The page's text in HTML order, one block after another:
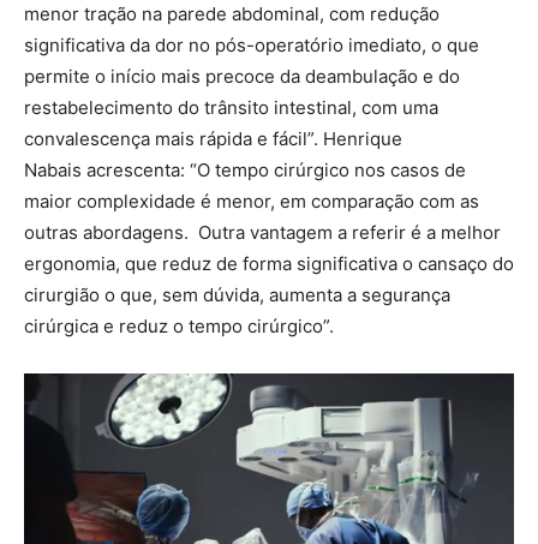
menor tração na parede abdominal, com redução
significativa da dor no pós-operatório imediato, o que
permite o início mais precoce da deambulação e do
restabelecimento do trânsito intestinal, com uma
convalescença mais rápida e fácil”. Henrique
Nabais acrescenta: “O tempo cirúrgico nos casos de
maior complexidade é menor, em comparação com as
outras abordagens. Outra vantagem a referir é a melhor
ergonomia, que reduz de forma significativa o cansaço do
cirurgião o que, sem dúvida, aumenta a segurança
cirúrgica e reduz o tempo cirúrgico”.